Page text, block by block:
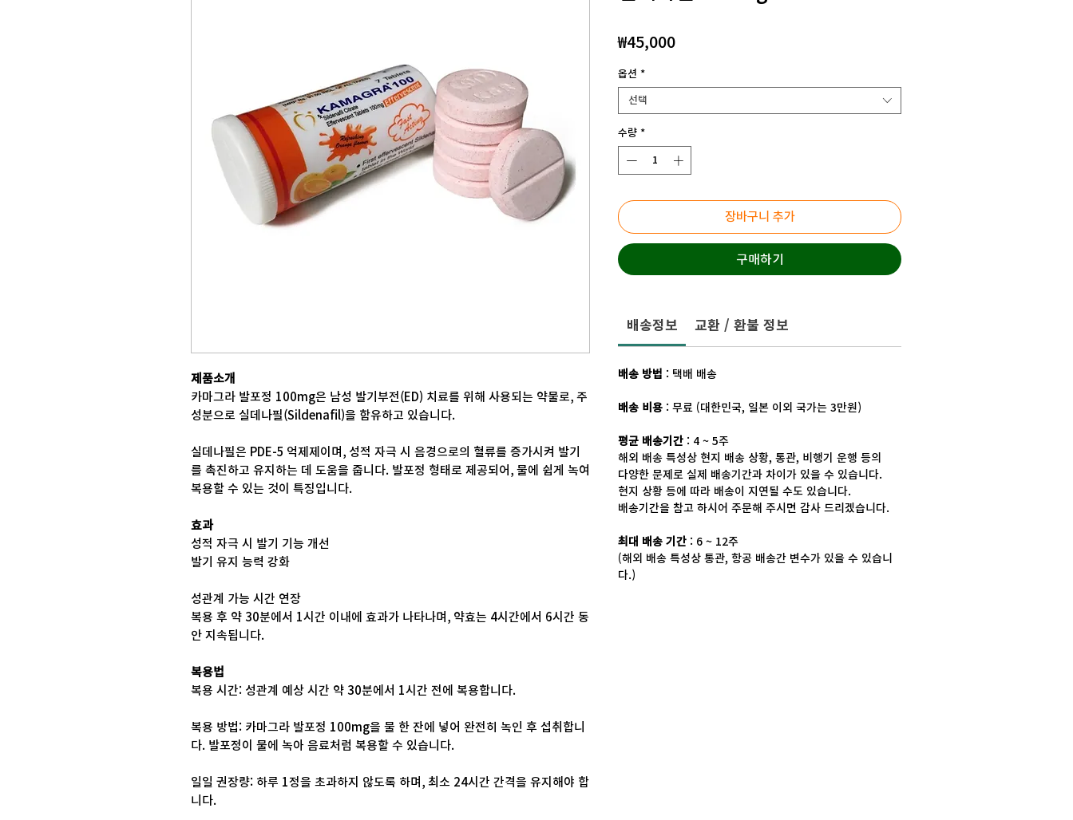
제품소개
카마그라 발포정 100mg은 남성 발기부전(ED) 치료를 위해 사용되는 약물로, 주
성분으로 실데나필(Sildenafil)을 함유하고 있습니다.
실데나필은 PDE-5 억제제이며, 성적 자극 시 음경으로의 혈류를 증가시켜 발기
를 촉진하고 유지하는 데 도움을 줍니다. 발포정 형태로 제공되어, 물에 쉽게 녹여
복용할 수 있는 것이 특징입니다.
효과
성적 자극 시 발기 기능 개선
발기 유지 능력 강화
성관계 가능 시간 연장
복용 후 약 30분에서 1시간 이내에 효과가 나타나며, 약효는 4시간에서 6시간 동
안 지속됩니다.
복용법
복용 시간: 성관계 예상 시간 약 30분에서 1시간 전에 복용합니다.
복용 방법: 카마그라 발포정 100mg을 물 한 잔에 넣어 완전히 녹인 후 섭취합니
다. 발포정이 물에 녹아 음료처럼 복용할 수 있습니다.
일일 권장량: 하루 1정을 초과하지 않도록 하며, 최소 24시간 간격을 유지해야 합
니다.
₩45,000가
옵션 *
선택
수량 *
장바구니 추가
구매하기
배송정보 교환 / 환불 정보
배송 방법 : 택배 배송
배송 비용 : 무료 (대한민국, 일본 이외 국가는 3만원)
평균 배송기간 : 4 ~ 5주
해외 배송 특성상 현지 배송 상황, 통관, 비행기 운행 등의
다양한 문제로 실제 배송기간과 차이가 있을 수 있습니다.
현지 상황 등에 따라 배송이 지연될 수도 있습니다.
배송기간을 참고 하시어 주문해 주시면 감사 드리겠습니다.
최대 배송 기간 : 6 ~ 12주
(해외 배송 특성상 통관, 항공 배송간 변수가 있을 수 있습니
다.)